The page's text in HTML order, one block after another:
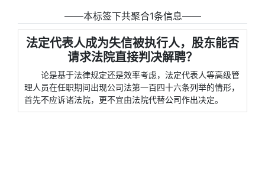
――本标签下共聚合1条信息――
法定代表人成为失信被执行人，股东能否
请求法院直接判决解聘？
论是基于法律规定还是效率考虑，法定代表人等高级管
理人员在任职期间出现公司法第一百四十六条列举的情形，
首先不应诉诸法院，更不宜由法院代替公司作出决定。